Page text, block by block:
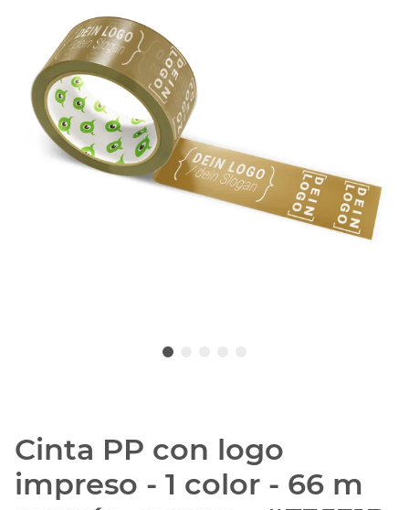
Cinta PP con logo
impreso - 1 color - 66 m